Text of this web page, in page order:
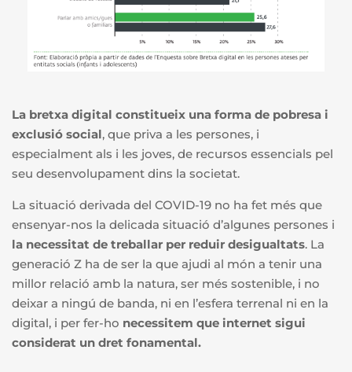
La bretxa digital constitueix una forma de pobresa i
exclusió social, que priva a les persones, i
especialment als i les joves, de recursos essencials pel
seu desenvolupament dins la societat.
La situació derivada del COVID-19 no ha fet més que
ensenyar-nos la delicada situació d’algunes persones i
la necessitat de treballar per reduir desigualtats. La
generació Z ha de ser la que ajudi al món a tenir una
millor relació amb la natura, ser més sostenible, i no
deixar a ningú de banda, ni en l’esfera terrenal ni en la
digital, i per fer-ho necessitem que internet sigui
considerat un dret fonamental.